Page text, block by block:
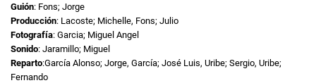
Guión: Fons; Jorge
Producción: Lacoste; Michelle, Fons; Julio
Fotografía: Garcia; Miguel Angel
Sonido: Jaramillo; Miguel
Reparto:García Alonso; Jorge, García; José Luis, Uribe; Sergio, Uribe;
Fernando